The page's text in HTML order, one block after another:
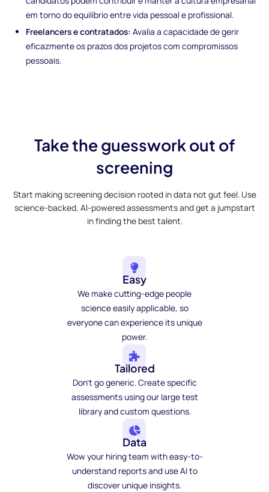
em torno do equilíbrio entre vida pessoal e profissional.
Freelancers e contratados: Avalia a capacidade de gerir
eficazmente os prazos dos projetos com compromissos
pessoais.
Take the guesswork out of
screening
Start making screening decision rooted in data not gut feel. Use
science-backed, AI-powered assessments and get a jumpstart
in finding the best talent.
Easy
We make cutting-edge people
science easily applicable, so
everyone can experience its unique
power.
Tailored
Don't go generic. Create specific
assessments using our large test
library and custom questions.
Data
Wow your hiring team with easy-to-
understand reports and use AI to
discover unique insights.